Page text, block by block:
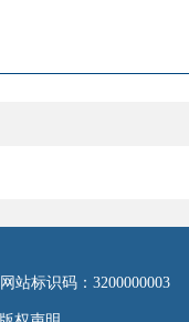
站标识码：3200000003